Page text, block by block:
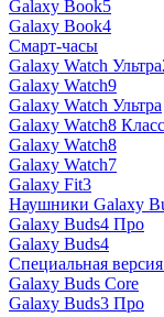
Galaxy Book5
Galaxy Book4
Смарт-часы
Galaxy Watch
Galaxy Watch9
Galaxy Watch Ультра
Galaxy Watch8
Galaxy Watch8
Galaxy Watch7
Galaxy Fit3
Наушники Galaxy
Galaxy Buds4 Про
Galaxy Buds4
Специальная
Galaxy Buds Core
Galaxy Buds3 Про